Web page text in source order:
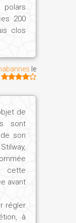
200
clos
le
de
sont
son
cette
avant
régler
à